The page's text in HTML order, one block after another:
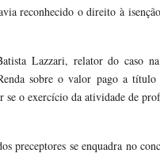
reconhecido o direito à
Lazzari, relator do caso
sobre o valor pago a título
o exercício da atividade de
preceptores se enquadra no